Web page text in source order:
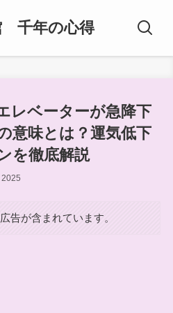
千年の心得
レベーターが急降下
意味とは？運気低下
を徹底解説
告が含まれています。